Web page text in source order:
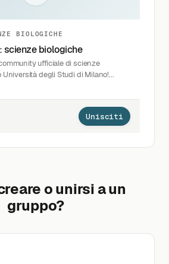
BIOLOGICHE
scienze biologiche
ufficiale di scienze
degli Studi di Milano!...
Unisciti
o unirsi a un
gruppo?